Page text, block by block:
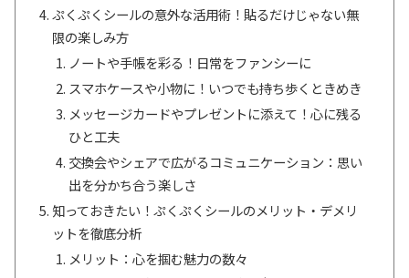
ぷくぷくシールの意外な活用術！貼るだけじゃない無
限の楽しみ方
ノートや手帳を彩る！日常をファンシーに
スマホケースや小物に！いつでも持ち歩くときめき
メッセージカードやプレゼントに添えて！心に残る
ひと工夫
交換会やシェアで広がるコミュニケーション：思い
出を分かち合う楽しさ
知っておきたい！ぷくぷくシールのメリット・デメリ
ットを徹底分析
メリット：心を掴む魅力の数々